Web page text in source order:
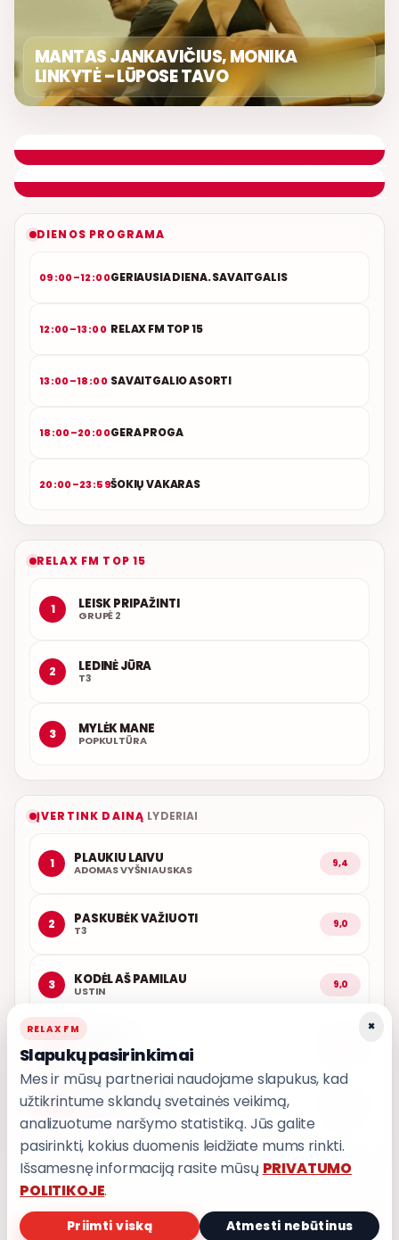
MANTAS JANKAVIČIUS, MONIKA
LINKYTĖ – LŪPOSE TAVO
DIENOS PROGRAMA
09:00–12:00GERIAUSIA DIENA. SAVAITGALIS
12:00–13:00 RELAX FM TOP 15
13:00–18:00 SAVAITGALIO ASORTI
18:00–20:00GERA PROGA
20:00–23:59ŠOKIŲ VAKARAS
RELAX FM TOP 15
1 LEISK PRIPAŽINTI
GRUPĖ 2
2 LEDINĖ JŪRA
T3
3 MYLĖK MANE
POPKULTŪRA
ĮVERTINK DAINĄ LYDERIAI
1 PLAUKIU LAIVU
ADOMAS VYŠNIAUSKAS 9,4
2 PASKUBĖK VAŽIUOTI
T3 9,0
3 KODĖL AŠ PAMILAU
USTIN 9,0
T3
5 IŠ MANO ŠIRDIES
PRIVATUMO POLITIKA
×
RELAX FM
Slapukų pasirinkimai
Mes ir mūsų partneriai naudojame slapukus, kad
užtikrintume sklandų svetainės veikimą,
analizuotume naršymo statistiką. Jūs galite
pasirinkti, kokius duomenis leidžiate mums rinkti.
Išsamesnę informaciją rasite mūsų PRIVATUMO
POLITIKOJE.
Priimti viską Atmesti nebūtinus